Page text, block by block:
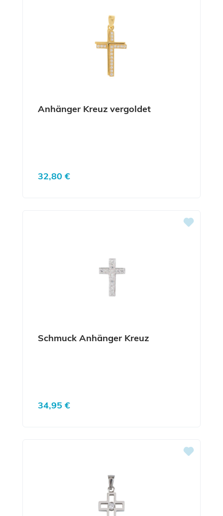
Anhänger Kreuz vergoldet
Regulärer Preis:
32,80 €
Schmuck Anhänger Kreuz
Regulärer Preis:
34,95 €